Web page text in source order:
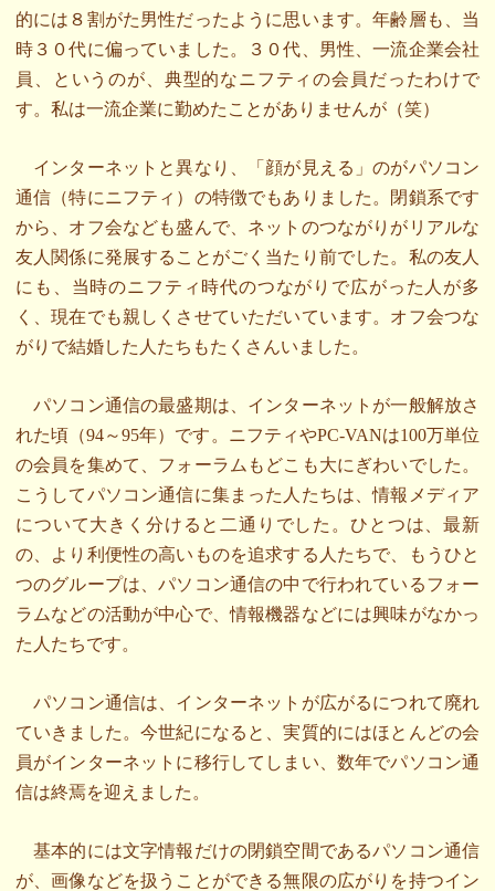
的には８割がた男性だったように思います。年齢層も、当
時３０代に偏っていました。３０代、男性、一流企業会社
員、というのが、典型的なニフティの会員だったわけで
す。私は一流企業に勤めたことがありませんが（笑）
インターネットと異なり、「顔が見える」のがパソコン
通信（特にニフティ）の特徴でもありました。閉鎖系です
から、オフ会なども盛んで、ネットのつながりがリアルな
友人関係に発展することがごく当たり前でした。私の友人
にも、当時のニフティ時代のつながりで広がった人が多
く、現在でも親しくさせていただいています。オフ会つな
がりで結婚した人たちもたくさんいました。
パソコン通信の最盛期は、インターネットが一般解放さ
れた頃（94～95年）です。ニフティやPC-VANは100万単位
の会員を集めて、フォーラムもどこも大にぎわいでした。
こうしてパソコン通信に集まった人たちは、情報メディア
について大きく分けると二通りでした。ひとつは、最新
の、より利便性の高いものを追求する人たちで、もうひと
つのグループは、パソコン通信の中で行われているフォー
ラムなどの活動が中心で、情報機器などには興味がなかっ
た人たちです。
パソコン通信は、インターネットが広がるにつれて廃れ
ていきました。今世紀になると、実質的にはほとんどの会
員がインターネットに移行してしまい、数年でパソコン通
信は終焉を迎えました。
基本的には文字情報だけの閉鎖空間であるパソコン通信
が、画像などを扱うことができる無限の広がりを持つイン